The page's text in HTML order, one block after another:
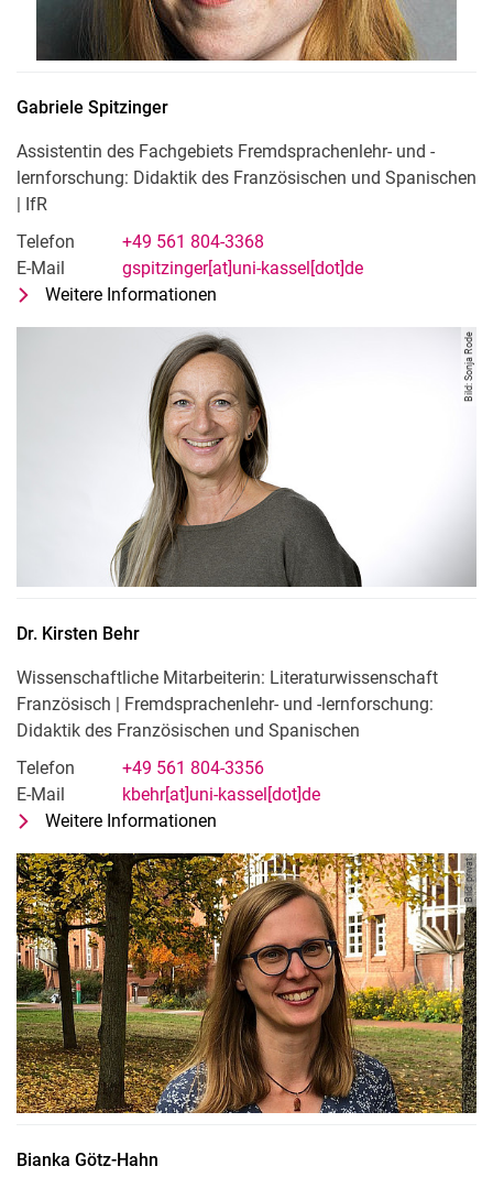
Gabriele Spitzinger
Assistentin des Fachgebiets Fremdsprachenlehr- und -
lernforschung: Didaktik des Französischen und Spanischen
| IfR
Telefon
+49 561 804-3368
E-Mail
gspitzinger[at]uni-kassel[dot]de
Weitere Informationen
Bild: Sonja Rode
Dr. Kirsten Behr
Wissenschaftliche Mitarbeiterin: Literaturwissenschaft
Französisch | Fremdsprachenlehr- und -lernforschung:
Didaktik des Französischen und Spanischen
Telefon
+49 561 804-3356
E-Mail
kbehr[at]uni-kassel[dot]de
Weitere Informationen
Bild: privat
Bianka Götz-Hahn